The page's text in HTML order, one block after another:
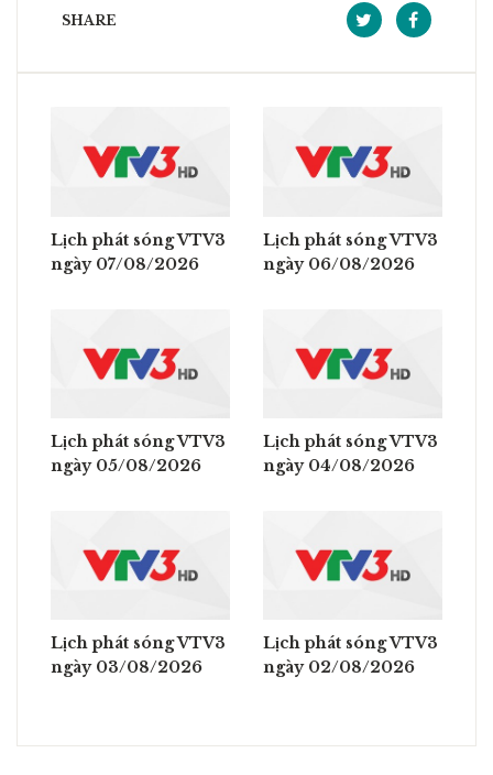
SHARE
Lịch phát sóng VTV3
ngày 07/08/2026
Lịch phát sóng VTV3
ngày 06/08/2026
Lịch phát sóng VTV3
ngày 05/08/2026
Lịch phát sóng VTV3
ngày 04/08/2026
Lịch phát sóng VTV3
ngày 03/08/2026
Lịch phát sóng VTV3
ngày 02/08/2026